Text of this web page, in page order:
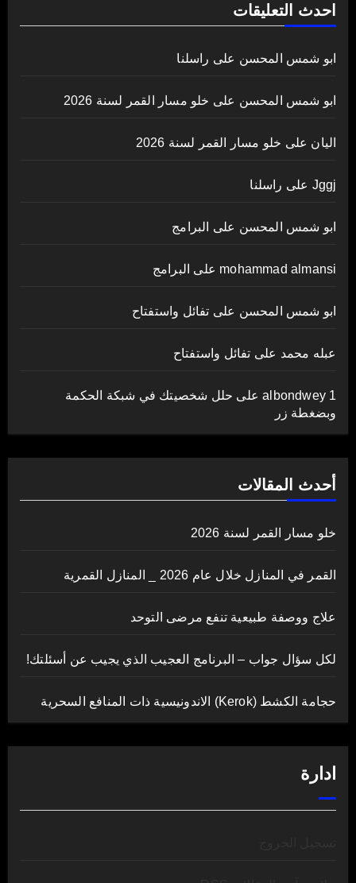
احدث التعليقات
ابو شمس المحسن على راسلنا
ابو شمس المحسن على خلو مسار القمر لسنة 2026
اليان على خلو مسار القمر لسنة 2026
Jggj على راسلنا
ابو شمس المحسن على البرامج
mohammad almansi على البرامج
ابو شمس المحسن على تفائل واستفتاح
عبله محمد على تفائل واستفتاح
albondwey 1على حلل شخصيتك في شبكة الحكمة
وبضغطة زر
أحدث المقالات
خلو مسار القمر لسنة 2026
القمر في المنازل خلال عام 2026 _ المنازل القمرية
علاج ووصفة طبيعية تنفع مرضى التوحد
لكل سؤال جواب – البرنامج العجيب الذي يجيب عن أسئلتك!
حجامة الكشط (Kerok) الاندونيسية ذات المنافع السحرية
ادارة